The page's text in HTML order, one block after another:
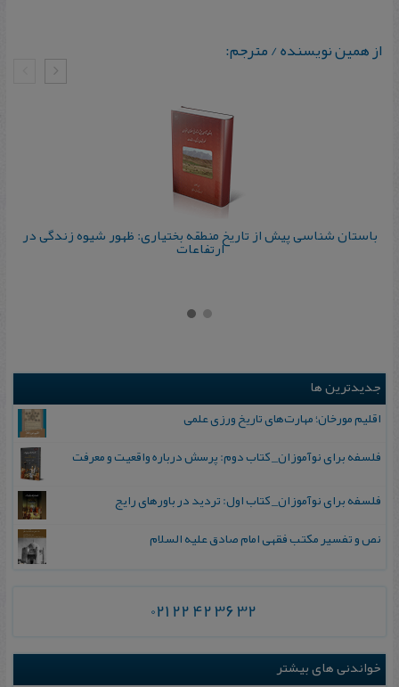
از همین نویسنده / مترجم:
باستان شناسی پیش از تاریخ منطقه‌ بختیاری: ظهور شیوه‌ زندگی در
ارتفاعات
جدیدترین ها
اقلیم مورخان؛ مهارت‌های تاریخ ورزی علمی
فلسفه برای نوآموزان_ کتاب دوم: پرسش درباره واقعیت و معرفت
فلسفه برای نوآموزان_ کتاب اول: تردید در باورهای رایج
نص و تفسیر مکتب فقهی امام صادق علیه السلام
021 22 42 36 32
خواندنی های بیشتر